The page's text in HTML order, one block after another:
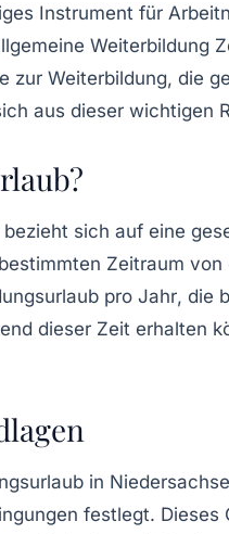
Instrument für
Weiterbildung
zur Weiterbildung, die
aus dieser wichtigen
bezieht sich auf eine
Zeitraum
pro Jahr, die
dieser Zeit erhalten
in
festlegt.